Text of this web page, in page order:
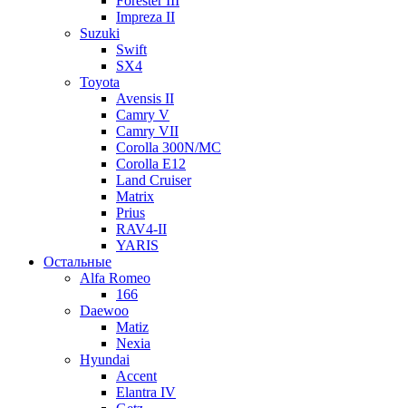
Impreza II
Suzuki
Swift
SX4
Toyota
Avensis II
Camry V
Camry VII
Corolla 300N/MC
Corolla E12
Land Cruiser
Matrix
Prius
RAV4-II
YARIS
Остальные
Alfa Romeo
166
Daewoo
Matiz
Nexia
Hyundai
Accent
Elantra IV